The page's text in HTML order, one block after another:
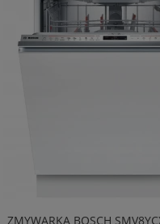
ZMYWARKA BOSCH